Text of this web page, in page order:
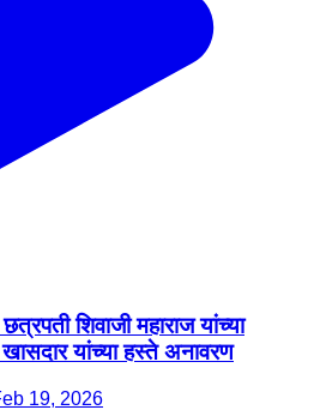
शिवाजी महाराज यांच्या
यांच्या हस्ते अनावरण
19, 2026